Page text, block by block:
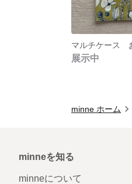
展示中
minne ホーム
minneを知る
minneについて